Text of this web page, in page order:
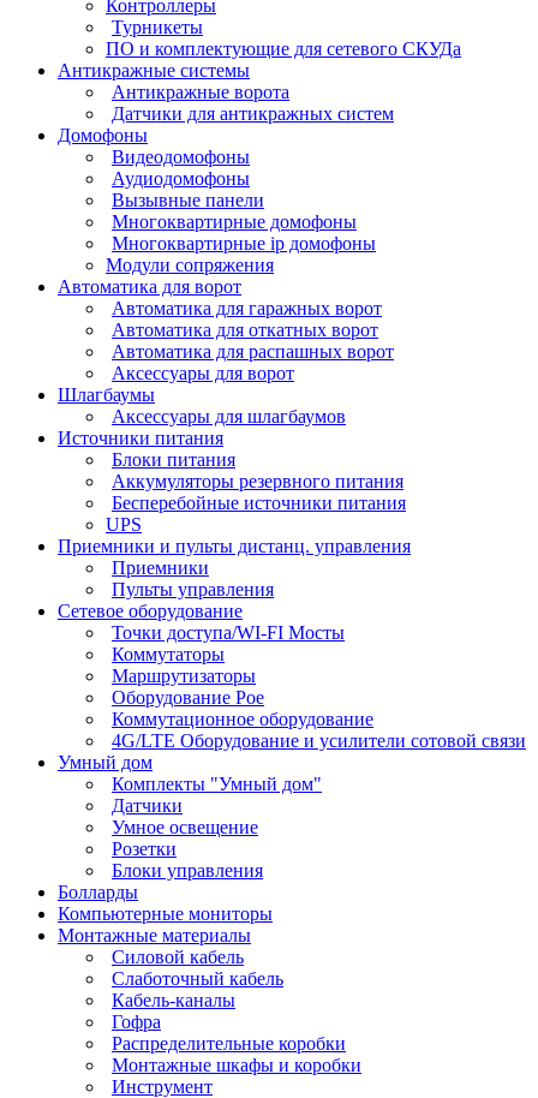
Контроллеры
Турникеты
ПО и комплектующие для сетевого СКУДа
Антикражные системы
Антикражные ворота
Датчики для антикражных систем
Домофоны
Видеодомофоны
Аудиодомофоны
Вызывные панели
Многоквартирные домофоны
Многоквартирные ip домофоны
Модули сопряжения
Автоматика для ворот
Автоматика для гаражных ворот
Автоматика для откатных ворот
Автоматика для распашных ворот
Аксессуары для ворот
Шлагбаумы
Аксессуары для шлагбаумов
Источники питания
Блоки питания
Аккумуляторы резервного питания
Бесперебойные источники питания
UPS
Приемники и пульты дистанц. управления
Приемники
Пульты управления
Сетевое оборудование
Точки доступа/WI-FI Мосты
Коммутаторы
Маршрутизаторы
Оборудование Poe
Коммутационное оборудование
4G/LTE Оборудование и усилители сотовой связи
Умный дом
Комплекты "Умный дом"
Датчики
Умное освещение
Розетки
Блоки управления
Болларды
Компьютерные мониторы
Монтажные материалы
Силовой кабель
Слаботочный кабель
Кабель-каналы
Гофра
Распределительные коробки
Монтажные шкафы и коробки
Инструмент